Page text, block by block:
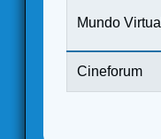
Mundo Virtual
Cineforum